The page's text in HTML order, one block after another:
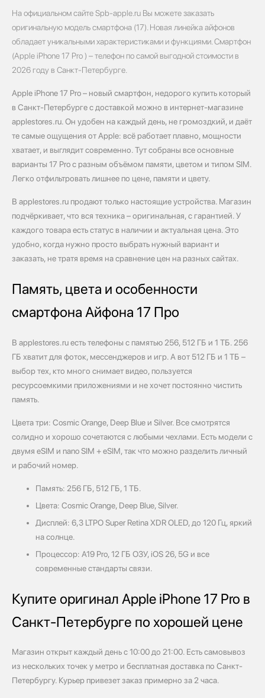
На официальном сайте Spb-apple.ru Вы можете заказать
оригинальную модель смартфона (17). Новая линейка айфонов
обладает уникальными характеристиками и функциями. Смартфон
(Apple iPhone 17 Pro ) – телефон по самой выгодной стоимости в
2026 году в Санкт-Петербурге.
Apple iPhone 17 Pro – новый смартфон, недорого купить который
в Санкт-Петербурге с доставкой можно в интернет-магазине
applestores.ru. Он удобен на каждый день, не громоздкий, и даёт
те самые ощущения от Apple: всё работает плавно, мощности
хватает, и выглядит современно. Тут собраны все основные
варианты 17 Pro с разным объёмом памяти, цветом и типом SIM.
Легко отфильтровать лишнее по цене, памяти и цвету.
В applestores.ru продают только настоящие устройства. Магазин
подчёркивает, что вся техника – оригинальная, с гарантией. У
каждого товара есть статус в наличии и актуальная цена. Это
удобно, когда нужно просто выбрать нужный вариант и
заказать, не тратя время на сравнение цен на разных сайтах.
Память, цвета и особенности
смартфона Айфона 17 Про
В applestores.ru есть телефоны с памятью 256, 512 ГБ и 1 ТБ. 256
ГБ хватит для фоток, мессенджеров и игр. А вот 512 ГБ и 1 ТБ –
выбор тех, кто много снимает видео, пользуется
ресурсоемкими приложениями и не хочет постоянно чистить
память.
Цвета три: Cosmic Orange, Deep Blue и Silver. Все смотрятся
солидно и хорошо сочетаются с любыми чехлами. Есть модели с
двумя eSIM и nano SIM + eSIM, так что можно разделить личный
и рабочий номер.
Память: 256 ГБ, 512 ГБ, 1 ТБ.
Цвета: Cosmic Orange, Deep Blue, Silver.
Дисплей: 6,3 LTPO Super Retina XDR OLED, до 120 Гц, яркий
на солнце.
Процессор: A19 Pro, 12 ГБ ОЗУ, iOS 26, 5G и все
современные стандарты связи.
Купите оригинал Apple iPhone 17 Pro в
Санкт-Петербурге по хорошей цене
Магазин открыт каждый день с 10:00 до 21:00. Есть самовывоз
из нескольких точек у метро и бесплатная доставка по Санкт-
Петербургу. Курьер привезет заказ примерно за 2 часа.